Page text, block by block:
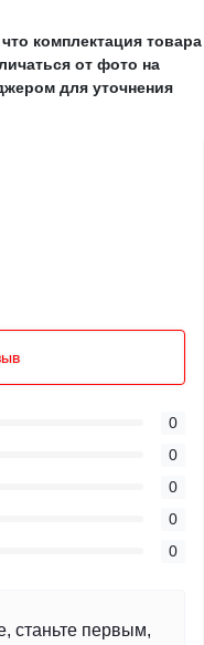
комплектация товара
от фото на
для уточнения
0
0
0
0
0
станьте первым,